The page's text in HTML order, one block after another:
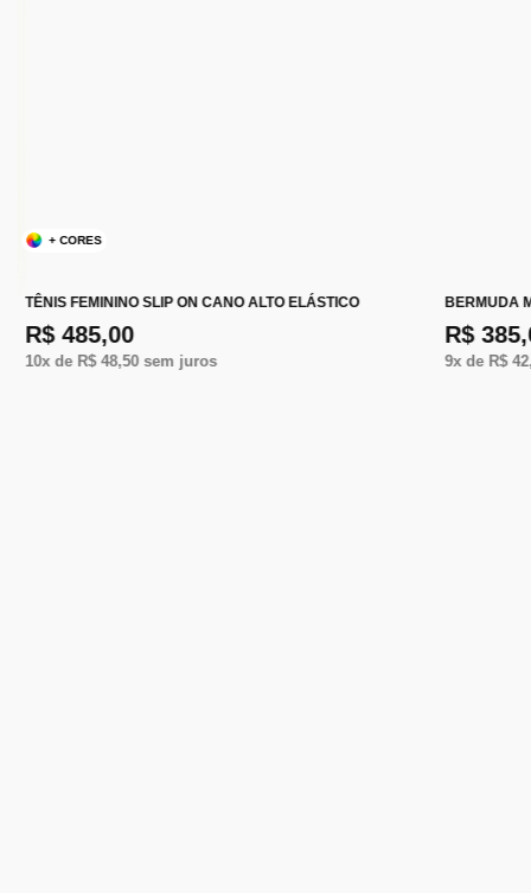
+ CORES
TÊNIS FEMININO SLIP ON CANO ALTO ELÁSTICO
R$ 485,00
10x de R$ 48,50sem juros
BERMUDA
R$
9x de R$